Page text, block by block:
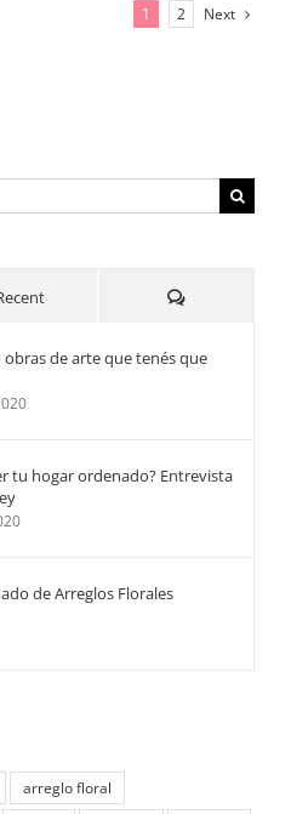
1 2 Next
Comments
obras de arte que tenés que
tu hogar ordenado? Entrevista
de Arreglos Florales
arreglo floral